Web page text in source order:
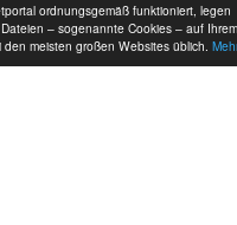
ordnungsgemäß funktioniert, legen
– sogenannte Cookies – auf Ihrem
meisten großen Websites üblich.